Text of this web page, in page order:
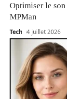
Optimiser le
MPMan
Tech 4 juillet 2026